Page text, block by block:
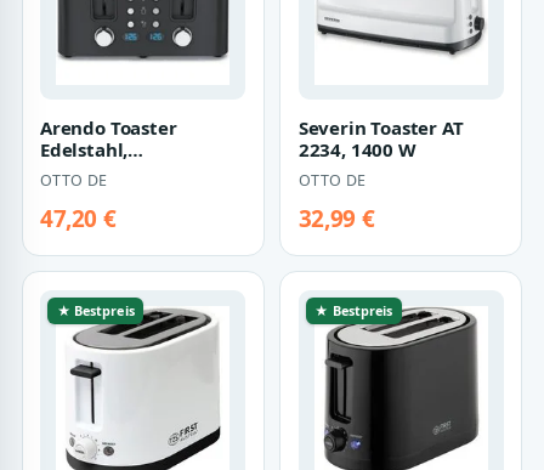
Arendo Toaster
Edelstahl,
Brötchenaufsatz,
Restzeitanzeige,
Schwarz, 4…
OTTO DE
47,20 €
Severin Toaster AT
2234, 1400 W
OTTO DE
32,99 €
★ Bestpreis ★ Bestpreis